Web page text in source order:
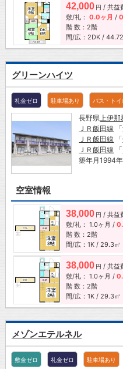
42,000 円 / 共益
敷/礼： 0.0ヶ月 /
階 数：2階
間/広：2DK /
グリーンハイツ
礼金ゼロ 駐車場あり バス・トイ
長野県 上伊
ＪＲ飯田線 「
ＪＲ飯田線 「
ＪＲ飯田線 「
築年月1994年
空室情報
38,000 円 / 共益
敷/礼： 1.0ヶ月 /
階 数：2階
間/広：1K / 29.3㎡
38,000 円 / 共益
敷/礼： 1.0ヶ月 /
階 数：2階
間/広：1K / 29.3㎡
メゾンエテルネル
敷金ゼロ 礼金ゼロ 駐車場あり